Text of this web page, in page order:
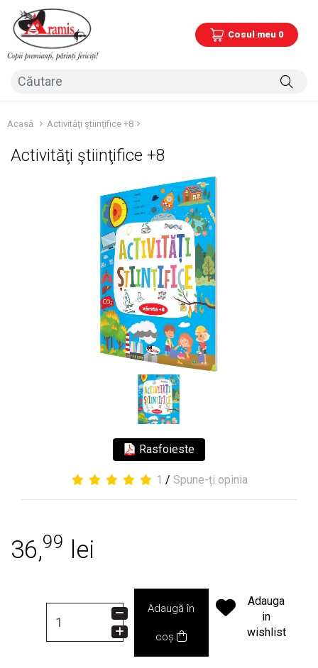
Cosul meu 0
Acasă Activităţi ştiinţifice +8
Activităţi ştiinţifice +8
Rasfoieste
1 / Spune-ți opinia
36,99 lei
Adaugă în
coș
Adauga
in
wishlist